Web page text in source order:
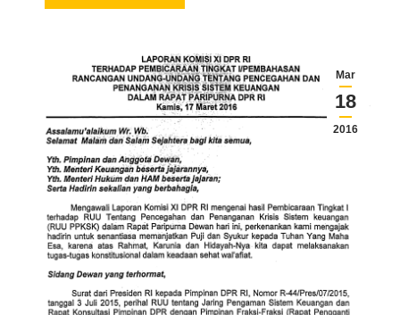
Mar
18
2016